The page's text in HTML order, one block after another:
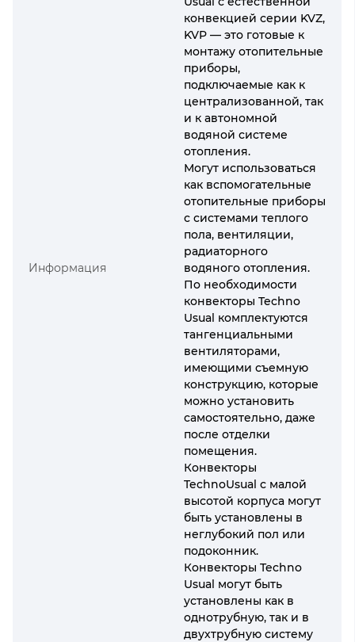
Информация
конвекцией серии KVZ,
KVP — это готовые к
монтажу отопительные
приборы,
подключаемые как к
централизованной, так
и к автономной
водяной системе
отопления.
Могут использоваться
как вспомогательные
отопительные приборы
с системами теплого
пола, вентиляции,
радиаторного
водяного отопления.
По необходимости
конвекторы Techno
Usual комплектуются
тангенциальными
вентиляторами,
имеющими съемную
конструкцию, которые
можно установить
самостоятельно, даже
после отделки
помещения.
Конвекторы
TechnoUsual с малой
высотой корпуса могут
быть установлены в
неглубокий пол или
подоконник.
Конвекторы Techno
Usual могут быть
установлены как в
однотрубную, так и в
двухтрубную систему